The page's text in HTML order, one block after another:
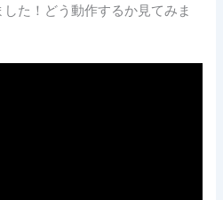
た！どう動作するか見てみま